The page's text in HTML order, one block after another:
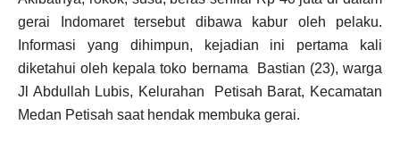
gerai Indomaret tersebut dibawa kabur oleh pelaku.
Informasi yang dihimpun, kejadian ini pertama kali
diketahui oleh kepala toko bernama Bastian (23), warga
Jl Abdullah Lubis, Kelurahan Petisah Barat, Kecamatan
Medan Petisah saat hendak membuka gerai.